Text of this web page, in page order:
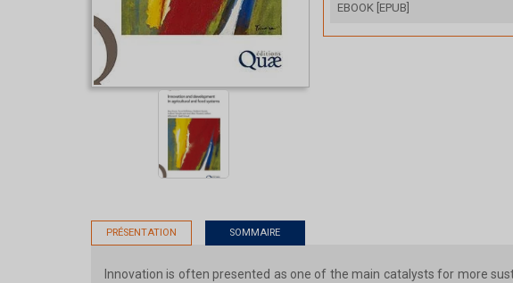
EBOOK [EPUB]
PRÉSENTATION SOMMAIRE
Innovation is often presented as one of the main catalysts for more